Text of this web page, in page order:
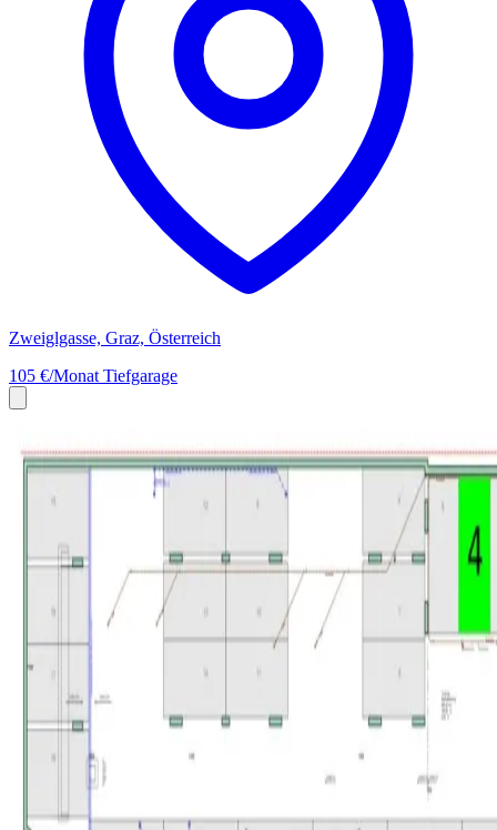
Zweiglgasse, Graz, Österreich
105 €/Monat Tiefgarage